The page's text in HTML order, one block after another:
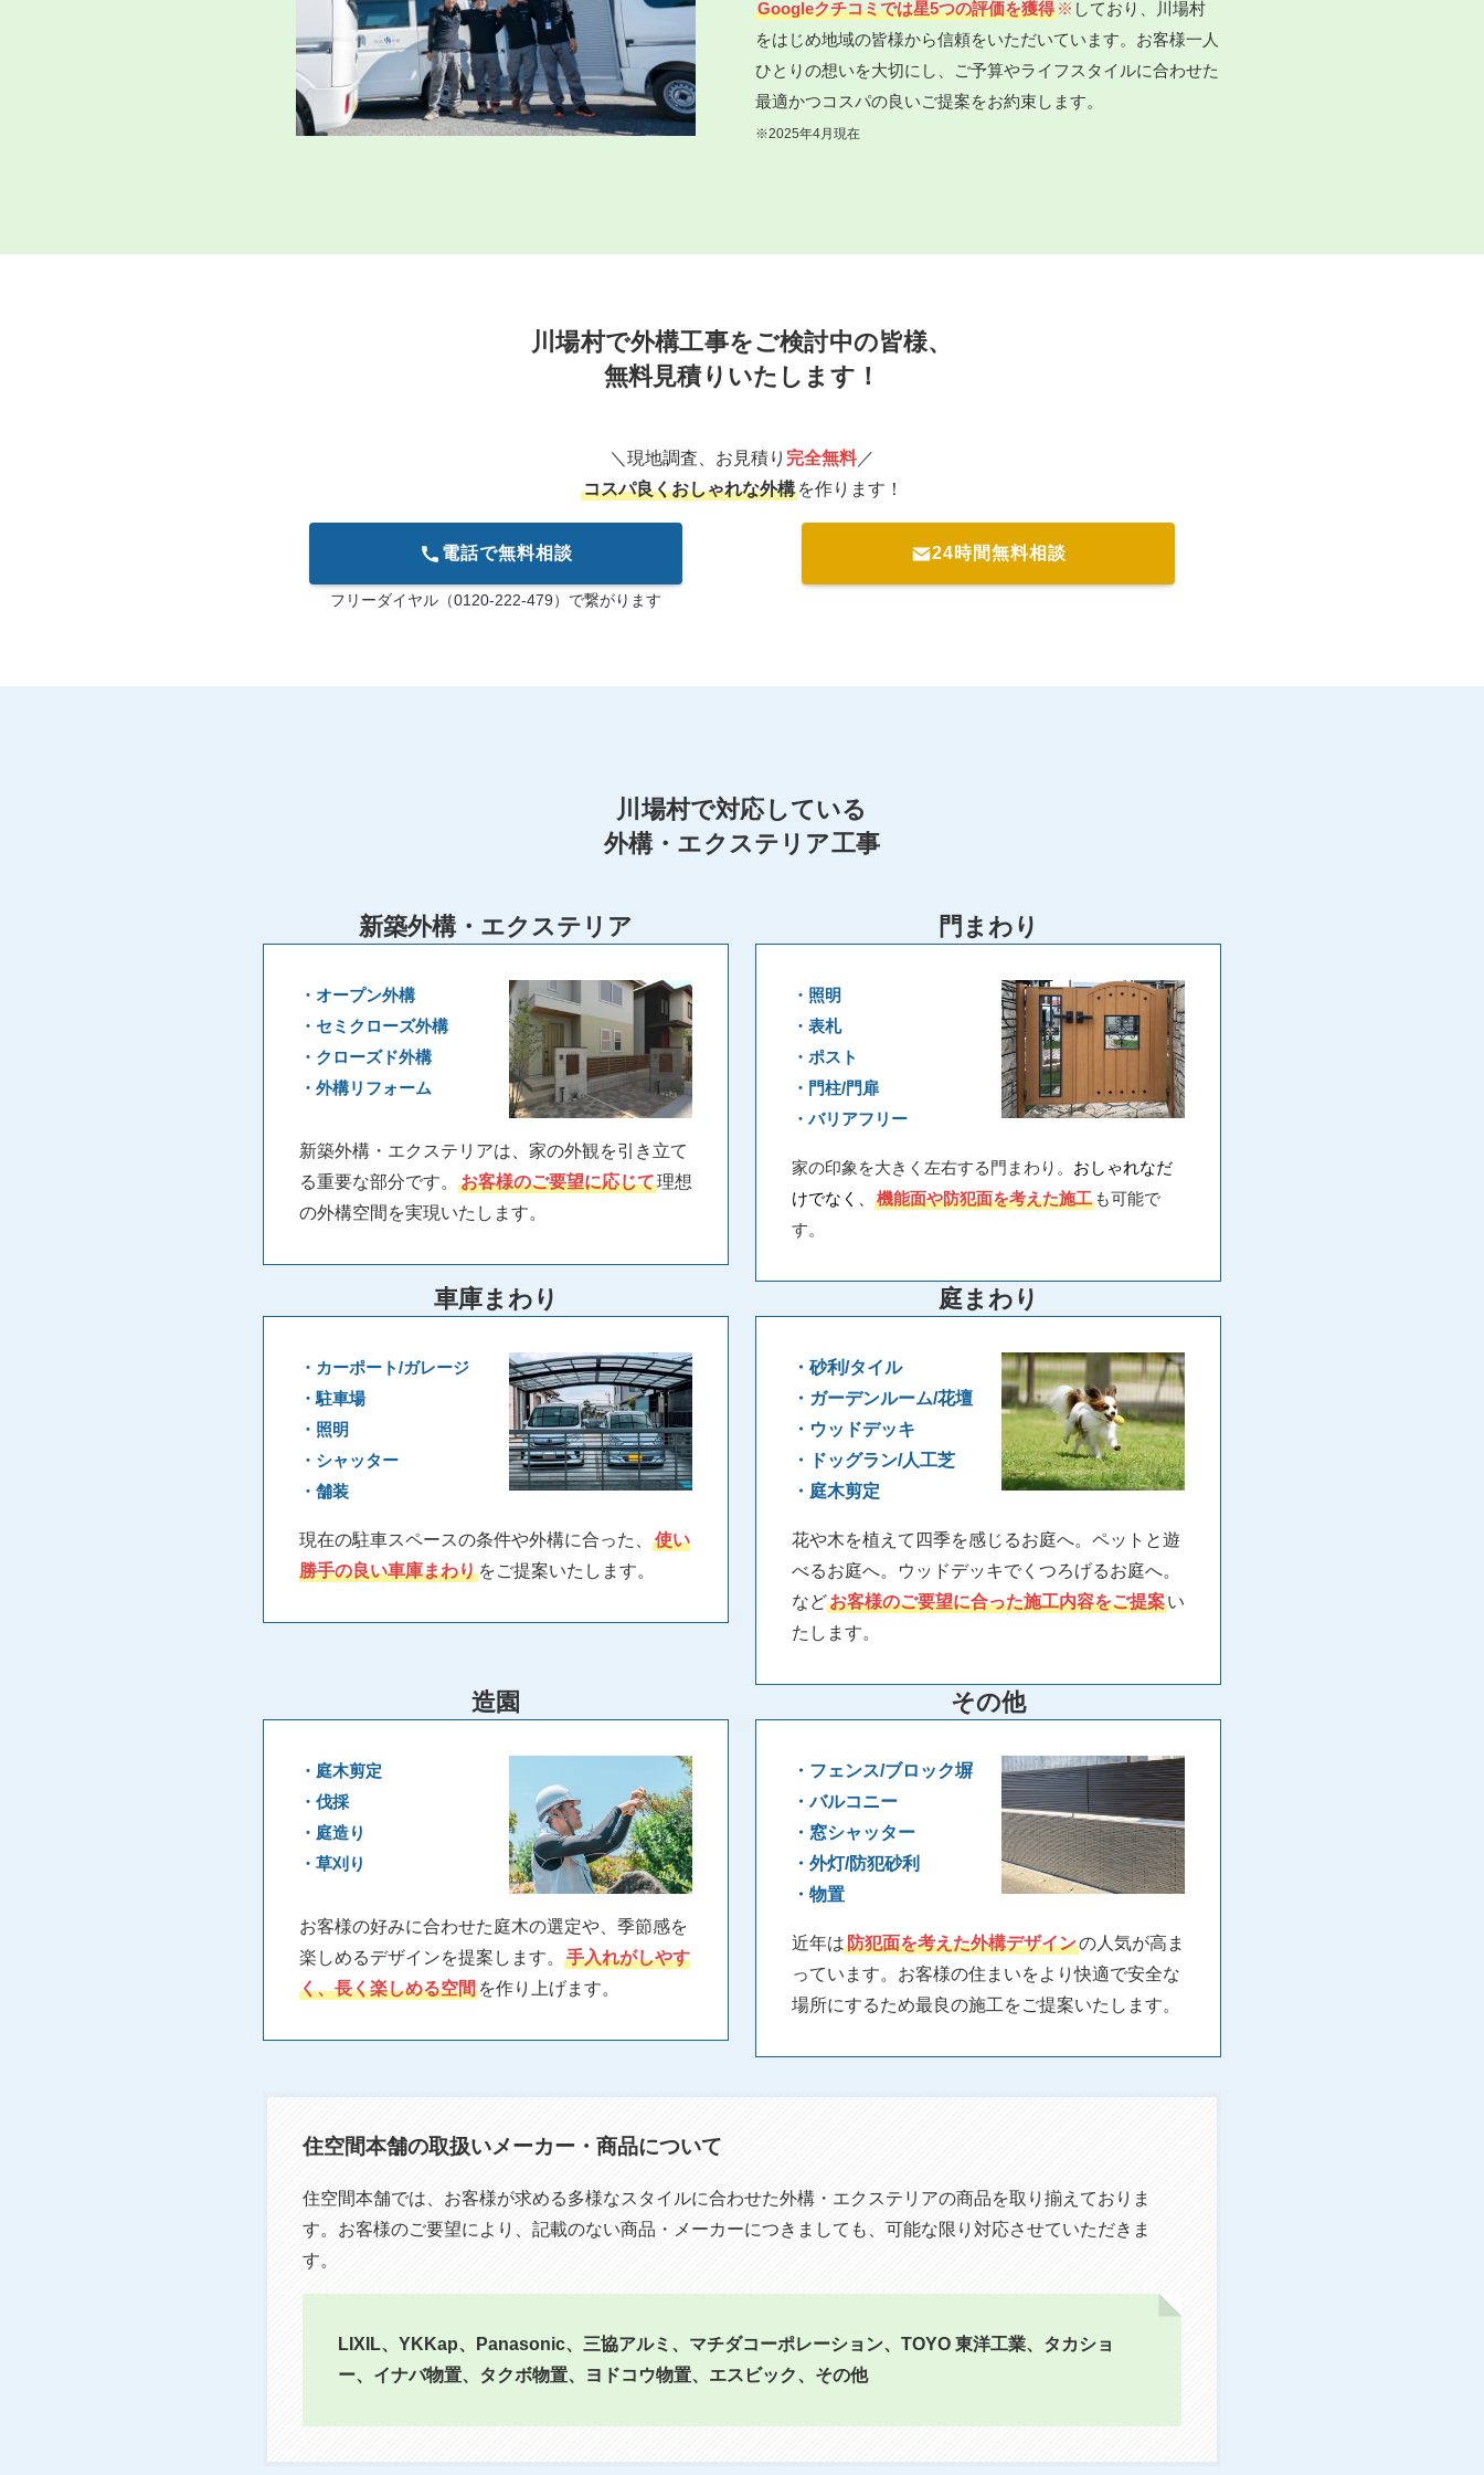
Googleクチコミでは星5つの評価を獲得 ※ しており、川場村
をはじめ地域の皆様から信頼をいただいています。お客様一人
ひとりの想いを大切にし、ご予算やライフスタイルに合わせた
最適かつコスパの良いご提案をお約束します。
※2025年4月現在
川場村で外構工事をご検討中の皆様、
無料見積りいたします！
＼現地調査、お見積り 完全無料／
コスパ良くおしゃれな外構 を作ります！
電話で無料相談
フリーダイヤル（0120-222-479）で繋がります
24時間無料相談
川場村で対応している
外構・エクステリア工事
新築外構・エクステリア
・オープン外構
・セミクローズ外構
・クローズド外構
・外構リフォーム
新築外構・エクステリアは、家の外観を引き立て
る重要な部分です。
お客様のご要望に応じて理想
の外構空間を実現いたします。
門まわり
・照明
・表札
・ポスト
・門柱/門扉
・バリアフリー
家の印象を大きく左右する門まわり。 おしゃれなだ
けでなく、
機能面や防犯面を考えた施工 も可能で
す。
車庫まわり
・カーポート/ガレージ
・駐車場
・照明
・シャッター
・舗装
現在の駐車スペースの条件や外構に合った、
使い
勝手の良い車庫まわり をご提案いたします。
庭まわり
・砂利/タイル
・ガーデンルーム/花壇
・ウッドデッキ
・ドッグラン/人工芝
・庭木剪定
花や木を植えて四季を感じるお庭へ。ペットと遊
べるお庭へ。ウッドデッキでくつろげるお庭へ。
などお客様のご要望に合った施工内容をご提案い
たします。
造園
・庭木剪定
・伐採
・庭造り
・草刈り
お客様の好みに合わせた庭木の選定や、季節感を
楽しめるデザインを提案します。
手入れがしやす
く、長く楽しめる空間 を作り上げます。
その他
・フェンス/ブロック塀
・バルコニー
・窓シャッター
・外灯/防犯砂利
・物置
近年は防犯面を考えた外構デザインの人気が高ま
っています。お客様の住まいをより快適で安全な
場所にするため最良の施工をご提案いたします。
住空間本舗の取扱いメーカー・商品について
住空間本舗では、お客様が求める多様なスタイルに合わせた外構・エクステリアの商品を取り揃えておりま
す。お客様のご要望により、記載のない商品・メーカーにつきましても、可能な限り対応させていただきま
す。
LIXIL、YKKap、Panasonic、三協アルミ、マチダコーポレーション、TOYO 東洋工業、タカショ
ー、イナバ物置、タクボ物置、ヨドコウ物置、エスビック、その他